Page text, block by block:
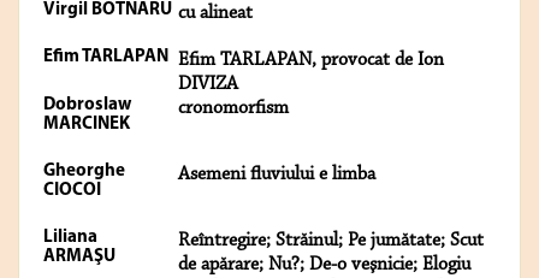
Virgil BOTNARU cu alineat
Efim TARLAPAN Efim TARLAPAN, provocat de Ion
DIVIZA
Dobroslaw
MARCINEK
cronomorfism
Gheorghe
CIOCOI
Asemeni fluviului e limba
Liliana
ARMAŞU
Reîntregire; Străinul; Pe jumătate; Scut
de apărare; Nu?; De-o veşnicie; Elogiu